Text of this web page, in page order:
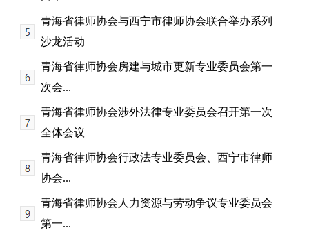
青海省律师协会与西宁市律师协会联合举办系列
沙龙活动
青海省律师协会房建与城市更新专业委员会第一
次会...
青海省律师协会涉外法律专业委员会召开第一次
全体会议
青海省律师协会行政法专业委员会、西宁市律师
协会...
青海省律师协会人力资源与劳动争议专业委员会
第一...